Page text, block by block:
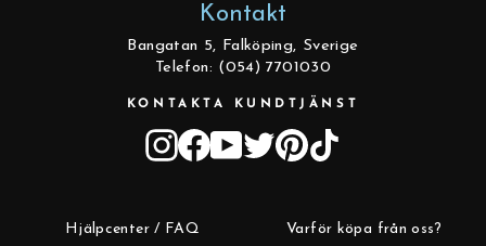
Kontakt
Bangatan 5, Falköping, Sverige
Telefon: (054) 7701030
KONTAKTA KUNDTJÄNST
Instagram
Facebook
YouTube
TwitterPinterest
Hjälpcenter / FAQ Varför köpa från oss?